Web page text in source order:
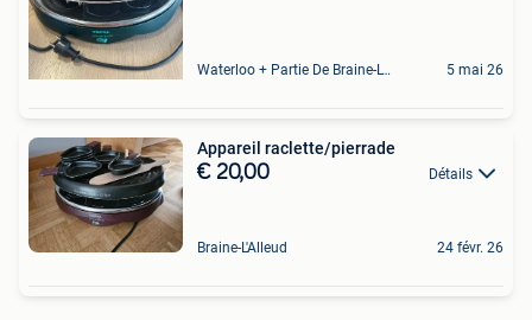
Waterloo + Partie De Braine-L'Alleud, De Ohain 5 mai 26
Appareil raclette/pierrade
€ 20,00 Détails
Braine-L'Alleud 24 févr. 26